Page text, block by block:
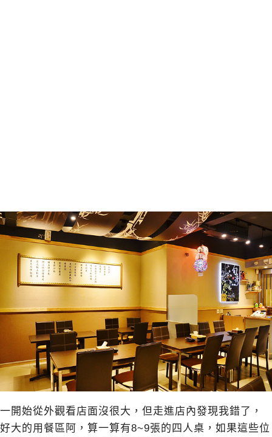
一開始從外觀看店面沒很大，但走進店內發現我錯了，
好大的用餐區阿，算一算有8~9張的四人桌，如果這些位